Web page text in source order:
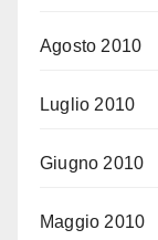
Agosto 2010
Luglio 2010
Giugno 2010
Maggio 2010